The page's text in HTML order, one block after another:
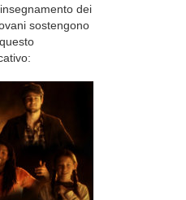
dei
sostengono